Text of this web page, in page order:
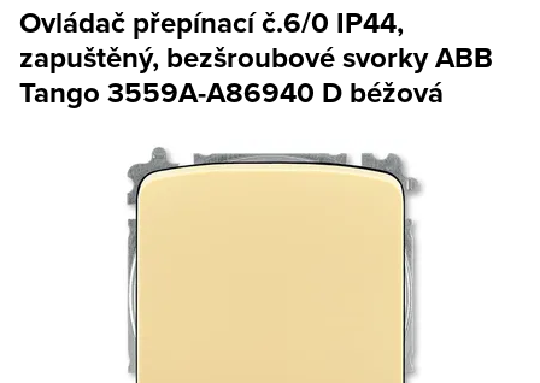
Ovládač přepínací č.6/0 IP44,
zapuštěný, bezšroubové svorky ABB
Tango 3559A-A86940 D béžová